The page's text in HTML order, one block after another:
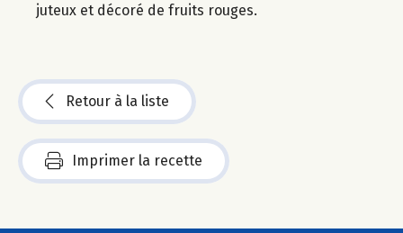
juteux et décoré de fruits rouges.
Retour à la liste
Imprimer la recette